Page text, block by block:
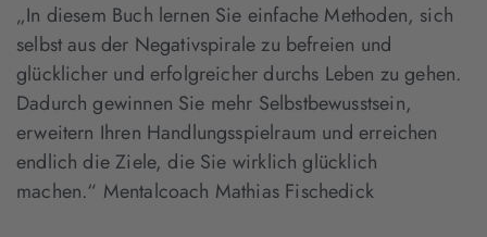
„In diesem Buch lernen Sie einfache Methoden, sich
selbst aus der Negativspirale zu befreien und
glücklicher und erfolgreicher durchs Leben zu gehen.
Dadurch gewinnen Sie mehr Selbstbewusstsein,
erweitern Ihren Handlungsspielraum und erreichen
endlich die Ziele, die Sie wirklich glücklich
machen.“ Mentalcoach Mathias Fischedick